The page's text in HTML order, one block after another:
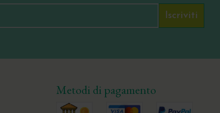
Iscriviti
Metodi di pagamento